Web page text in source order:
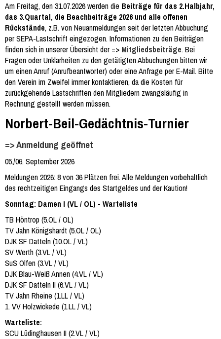
Am Freitag, den 31.07.2026 werden die Beiträge für das 2.Halbjahr,
das 3.Quartal, die Beachbeiträge 2026 und alle offenen
Rückstände, z.B. von Neuanmeldungen seit der letzten Abbuchung
per SEPA-Lastschrift eingezogen. Informationen zu den Beiträgen
finden sich in unserer Übersicht der => Mitgliedsbeiträge. Bei
Fragen oder Unklarheiten zu den getätigten Abbuchungen bitten wir
um einen Anruf (Anrufbeantworter) oder eine Anfrage per E-Mail. Bitte
den Verein im Zweifel immer kontaktieren, da die Kosten für
zurückgehende Lastschriften den Mitgliedern zwangsläufig in
Rechnung gestellt werden müssen.
Norbert-Beil-Gedächtnis-Turnier
=> Anmeldung geöffnet
05./06. September 2026
Meldungen 2026: 8 von 36 Plätzen frei. Alle Meldungen vorbehaltlich
des rechtzeitigen Eingangs des Startgeldes und der Kaution!
Sonntag: Damen I (VL / OL) - Warteliste
TB Höntrop (5.OL / OL)
TV Jahn Königshardt (5.OL / OL)
DJK SF Datteln (10.OL / VL)
SV Werth (3.VL / VL)
SuS Olfen (3.VL / VL)
DJK Blau-Weiß Annen (4.VL / VL)
DJK SF Datteln II (6.VL / VL)
TV Jahn Rheine (1.LL / VL)
1. VV Holzwickede (1.LL / VL)
Warteliste:
SCU Lüdinghausen II (2.VL / VL)